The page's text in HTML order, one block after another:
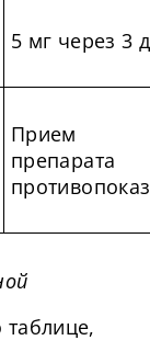
5 мг через 3
Прием
препарата